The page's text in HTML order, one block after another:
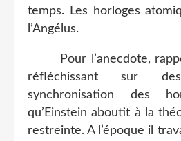
temps. Les horloges
l’Angélus.
Pour l’anecdote,
réfléchissant sur
synchronisation des
qu’Einstein aboutit à la
restreinte. A l’époque il